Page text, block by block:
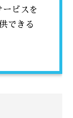
ビスを
できる